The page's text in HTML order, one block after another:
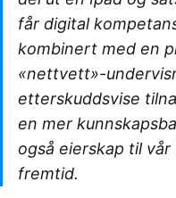
får digital
kombinert med en
«nettvett»-
etterskuddsvise
en mer
også eierskap til
fremtid.